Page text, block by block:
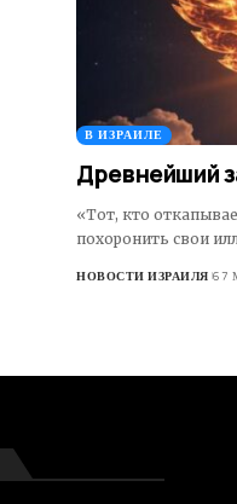
В ИЗРАИЛЕ
Древнейший
«Тот, кто
похоронить свои
НОВОСТИ ИЗРАИЛЯ 67